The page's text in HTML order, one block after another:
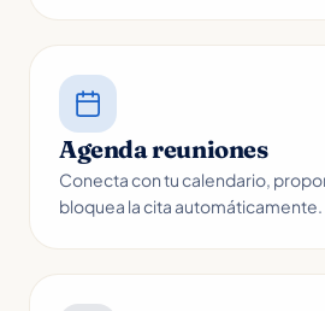
Agenda reuniones
Conecta con tu calendario,
bloquea la cita automáticamente.